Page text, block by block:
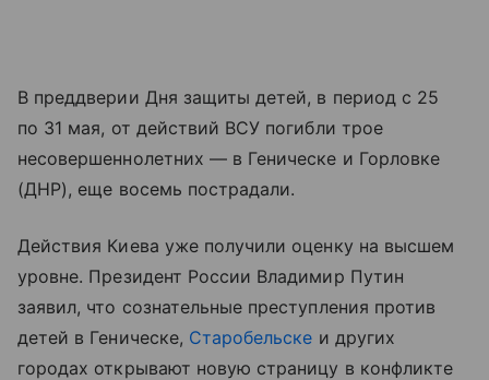
В преддверии Дня защиты детей, в период с 25
по 31 мая, от действий ВСУ погибли трое
несовершеннолетних — в Геническе и Горловке
(ДНР), еще восемь пострадали.
Действия Киева уже получили оценку на высшем
уровне. Президент России Владимир Путин
заявил, что сознательные преступления против
детей в Геническе, Старобельске и других
городах открывают новую страницу в конфликте